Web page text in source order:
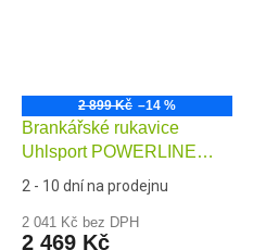
2 899 Kč –14 %
Brankářské rukavice
Uhlsport POWERLINE
Absolutgrip Reflex
2 - 10 dní na prodejnu
2 041 Kč bez DPH
2 469 Kč